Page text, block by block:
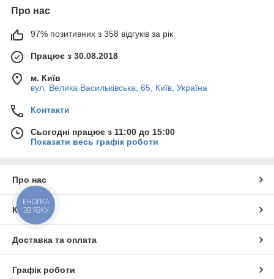
Про нас
97% позитивних з 358 відгуків за рік
Працює з 30.08.2018
м. Київ
вул. Велика Васильківська, 65, Київ, Україна
Контакти
Сьогодні працює з 11:00 до 15:00
Показати весь графік роботи
Про нас
Контакти
Доставка та оплата
Графік роботи
КНОПКА
ЗВ'ЯЗКУ